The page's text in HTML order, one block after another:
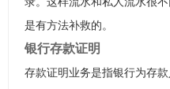
是有方法补救的。
银行存款证明
存款证明业务是指银行为存